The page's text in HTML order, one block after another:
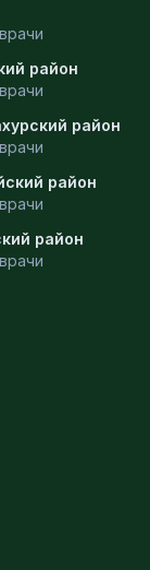
врачи
район
врачи
район
врачи
район
врачи
район
врачи